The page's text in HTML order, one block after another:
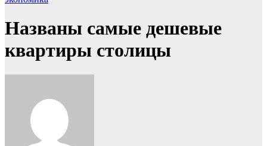
Названы самые дешевые
квартиры столицы